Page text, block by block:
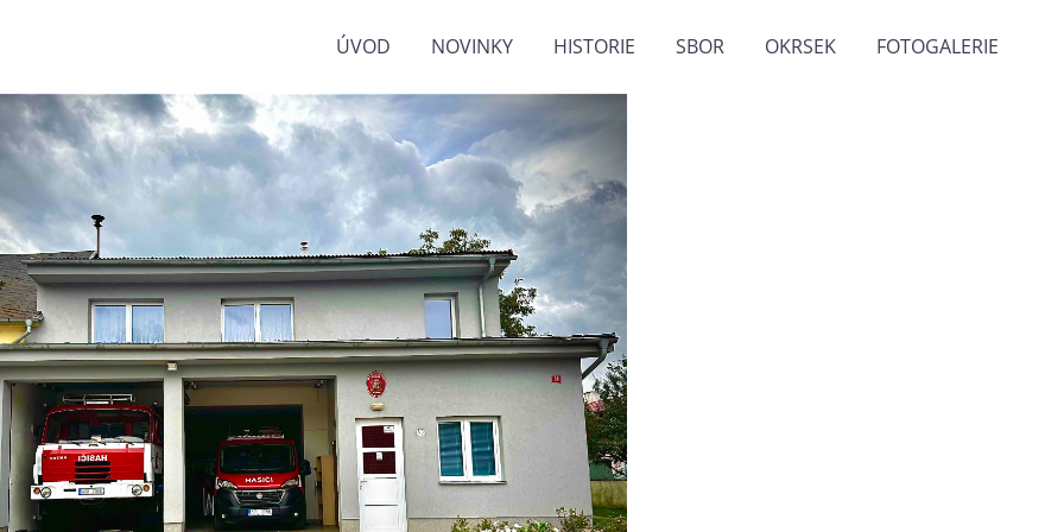
ÚVOD NOVINKY HISTORIE SBOR OKRSEK FOTOGALERIE